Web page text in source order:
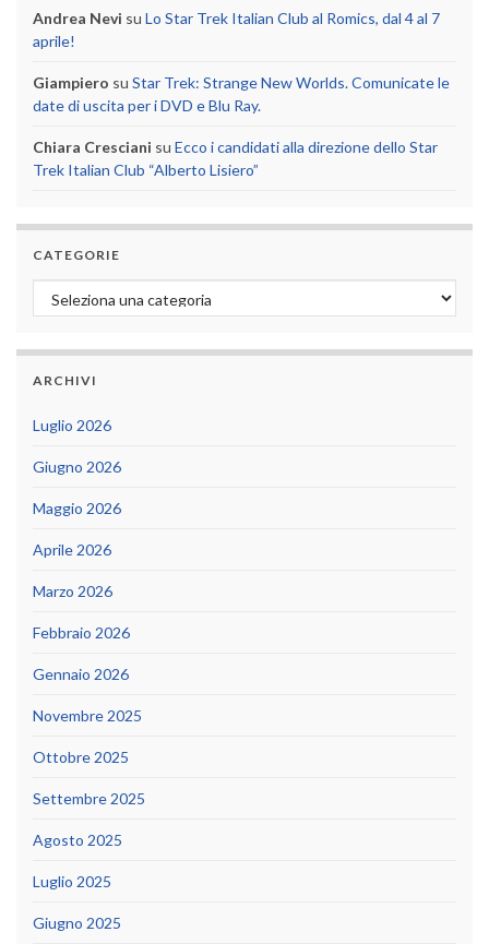
Andrea Nevi su Lo Star Trek Italian Club al Romics, dal 4 al 7
aprile!
Giampiero su Star Trek: Strange New Worlds. Comunicate le
date di uscita per i DVD e Blu Ray.
Chiara Cresciani su Ecco i candidati alla direzione dello Star
Trek Italian Club “Alberto Lisiero”
CATEGORIE
Categorie
ARCHIVI
Luglio 2026
Giugno 2026
Maggio 2026
Aprile 2026
Marzo 2026
Febbraio 2026
Gennaio 2026
Novembre 2025
Ottobre 2025
Settembre 2025
Agosto 2025
Luglio 2025
Giugno 2025